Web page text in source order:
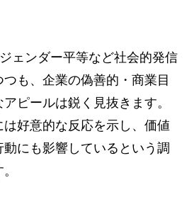
ェンダー平等など社会的発信
も、企業の偽善的・商業目
ピールは鋭く見抜きます。
好意的な反応を示し、価値
にも影響しているという調